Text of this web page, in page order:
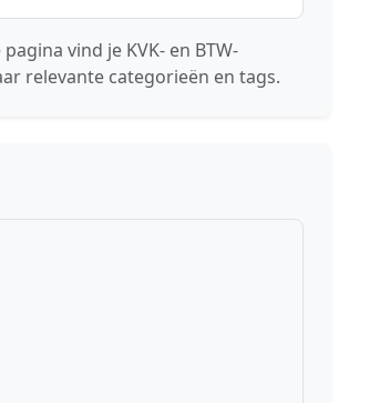
vind je KVK- en BTW-
relevante categorieën en tags.